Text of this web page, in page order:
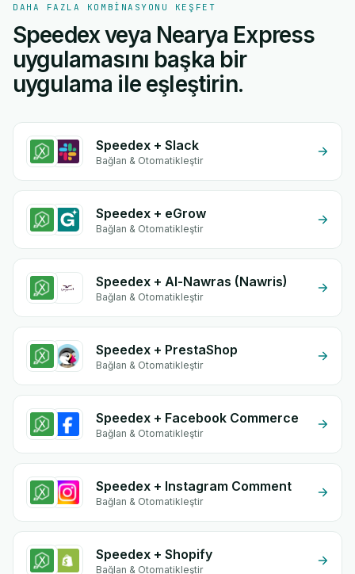
DAHA FAZLA KOMBINASYONU KEŞFET
Speedex veya Nearya Express
uygulamasını başka bir
uygulama ile eşleştirin.
Speedex + Slack
Bağlan & Otomatikleştir
Speedex + eGrow
Bağlan & Otomatikleştir
Speedex + Al-Nawras (Nawris)
Bağlan & Otomatikleştir
Speedex + PrestaShop
Bağlan & Otomatikleştir
Speedex + Facebook Commerce
Bağlan & Otomatikleştir
Speedex + Instagram Comment
Bağlan & Otomatikleştir
Speedex + Shopify
Bağlan & Otomatikleştir